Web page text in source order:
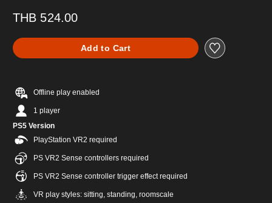
THB 524.00
Add to Cart
Offline play enabled
1 player
PS5 Version
PlayStation VR2 required
PS VR2 Sense controllers required
PS VR2 Sense controller trigger effect required
VR play styles: sitting, standing, roomscale